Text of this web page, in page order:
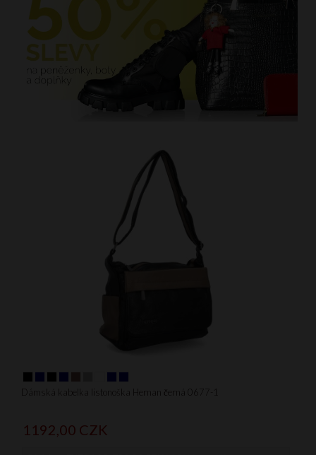
Dámská kabelka listonoška Hernan černá 0677-1
1192,00 CZK